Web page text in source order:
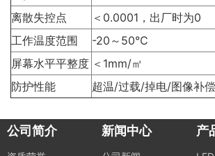
离散失控点
＜0.0001，出厂时为0
工作温度范围
-20～50℃
屏幕水平平整度 ＜1mm/㎡
防护性能
超温/过载/掉电/图像补
公司简介 新闻中心 产